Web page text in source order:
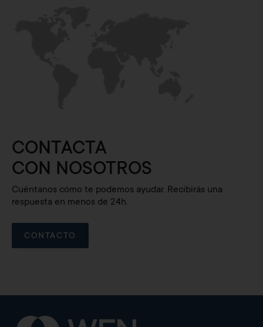
CONTACTA
CON NOSOTROS
Cuéntanos cómo te podemos ayudar. Recibirás una
respuesta en menos de 24h.
CONTACTO